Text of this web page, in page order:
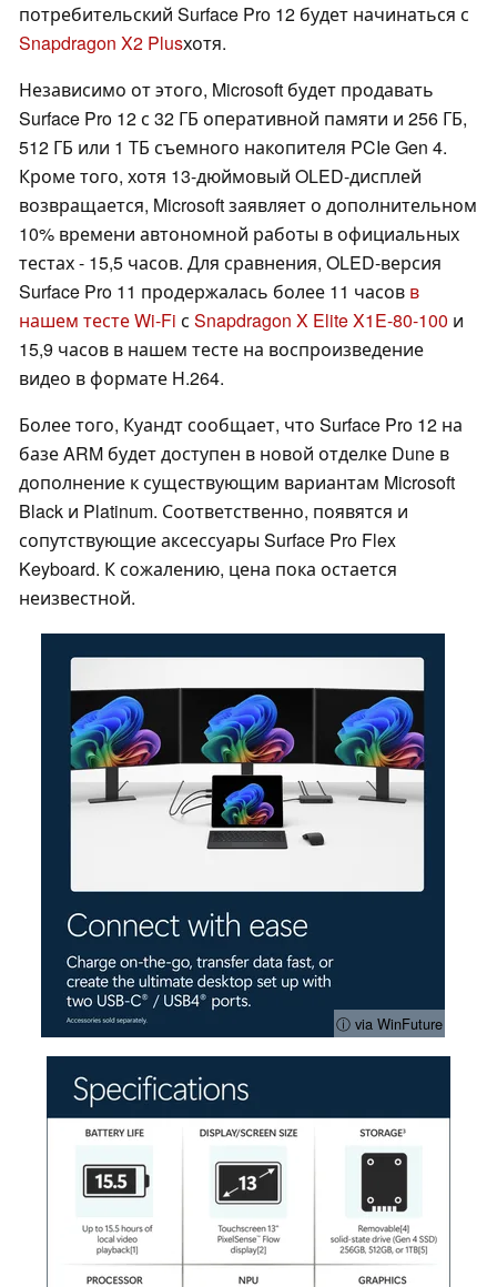
потребительский Surface Pro 12 будет начинаться с
Snapdragon X2 Plusхотя.
Независимо от этого, Microsoft будет продавать
Surface Pro 12 с 32 ГБ оперативной памяти и 256 ГБ,
512 ГБ или 1 ТБ съемного накопителя PCIe Gen 4.
Кроме того, хотя 13-дюймовый OLED-дисплей
возвращается, Microsoft заявляет о дополнительном
10% времени автономной работы в официальных
тестах - 15,5 часов. Для сравнения, OLED-версия
Surface Pro 11 продержалась более 11 часов в
нашем тесте Wi-Fi с Snapdragon X Elite X1E-80-100 и
15,9 часов в нашем тесте на воспроизведение
видео в формате H.264.
Более того, Куандт сообщает, что Surface Pro 12 на
базе ARM будет доступен в новой отделке Dune в
дополнение к существующим вариантам Microsoft
Black и Platinum. Соответственно, появятся и
сопутствующие аксессуары Surface Pro Flex
Keyboard. К сожалению, цена пока остается
неизвестной.
ⓘ via WinFuture